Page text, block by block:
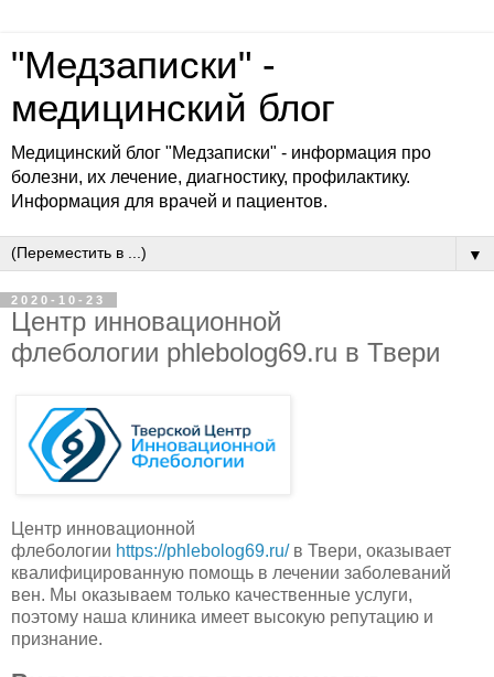
"Медзаписки" -
медицинский блог
Медицинский блог "Медзаписки" - информация про
болезни, их лечение, диагностику, профилактику.
Информация для врачей и пациентов.
▼
2020-10-23
Центр инновационной
флебологии phlebolog69.ru в Твери
Центр инновационной
флебологии https://phlebolog69.ru/в Твери, оказывает
квалифицированную помощь в лечении заболеваний
вен. Мы оказываем только качественные услуги,
поэтому наша клиника имеет высокую репутацию и
признание.